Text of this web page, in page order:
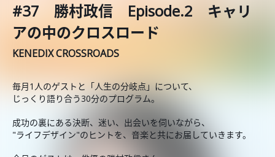
#37 勝村政信 Episode.2 キャリ
アの中のクロスロード
KENEDIX CROSSROADS
毎月1人のゲストと「人生の分岐点」について、
じっくり語り合う30分のプログラム。
成功の裏にある決断、迷い、出会いを伺いながら、
"ライフデザイン"のヒントを、音楽と共にお届していきます。